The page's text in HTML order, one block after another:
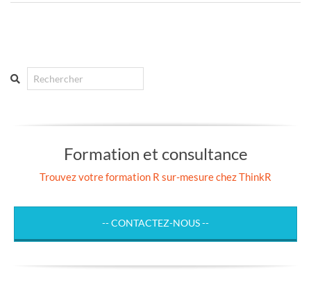
Search
Formation et consultance
Trouvez votre formation R sur-mesure chez ThinkR
-- CONTACTEZ-NOUS --